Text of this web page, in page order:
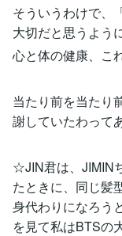
そういうわけで、
大切だと思うよう
心と体の健康、こ
当たり前を当たり
謝していたわって
☆JIN君は、JIMIN
たときに、同じ髪
身代わりになろう
を見て私はBTSの